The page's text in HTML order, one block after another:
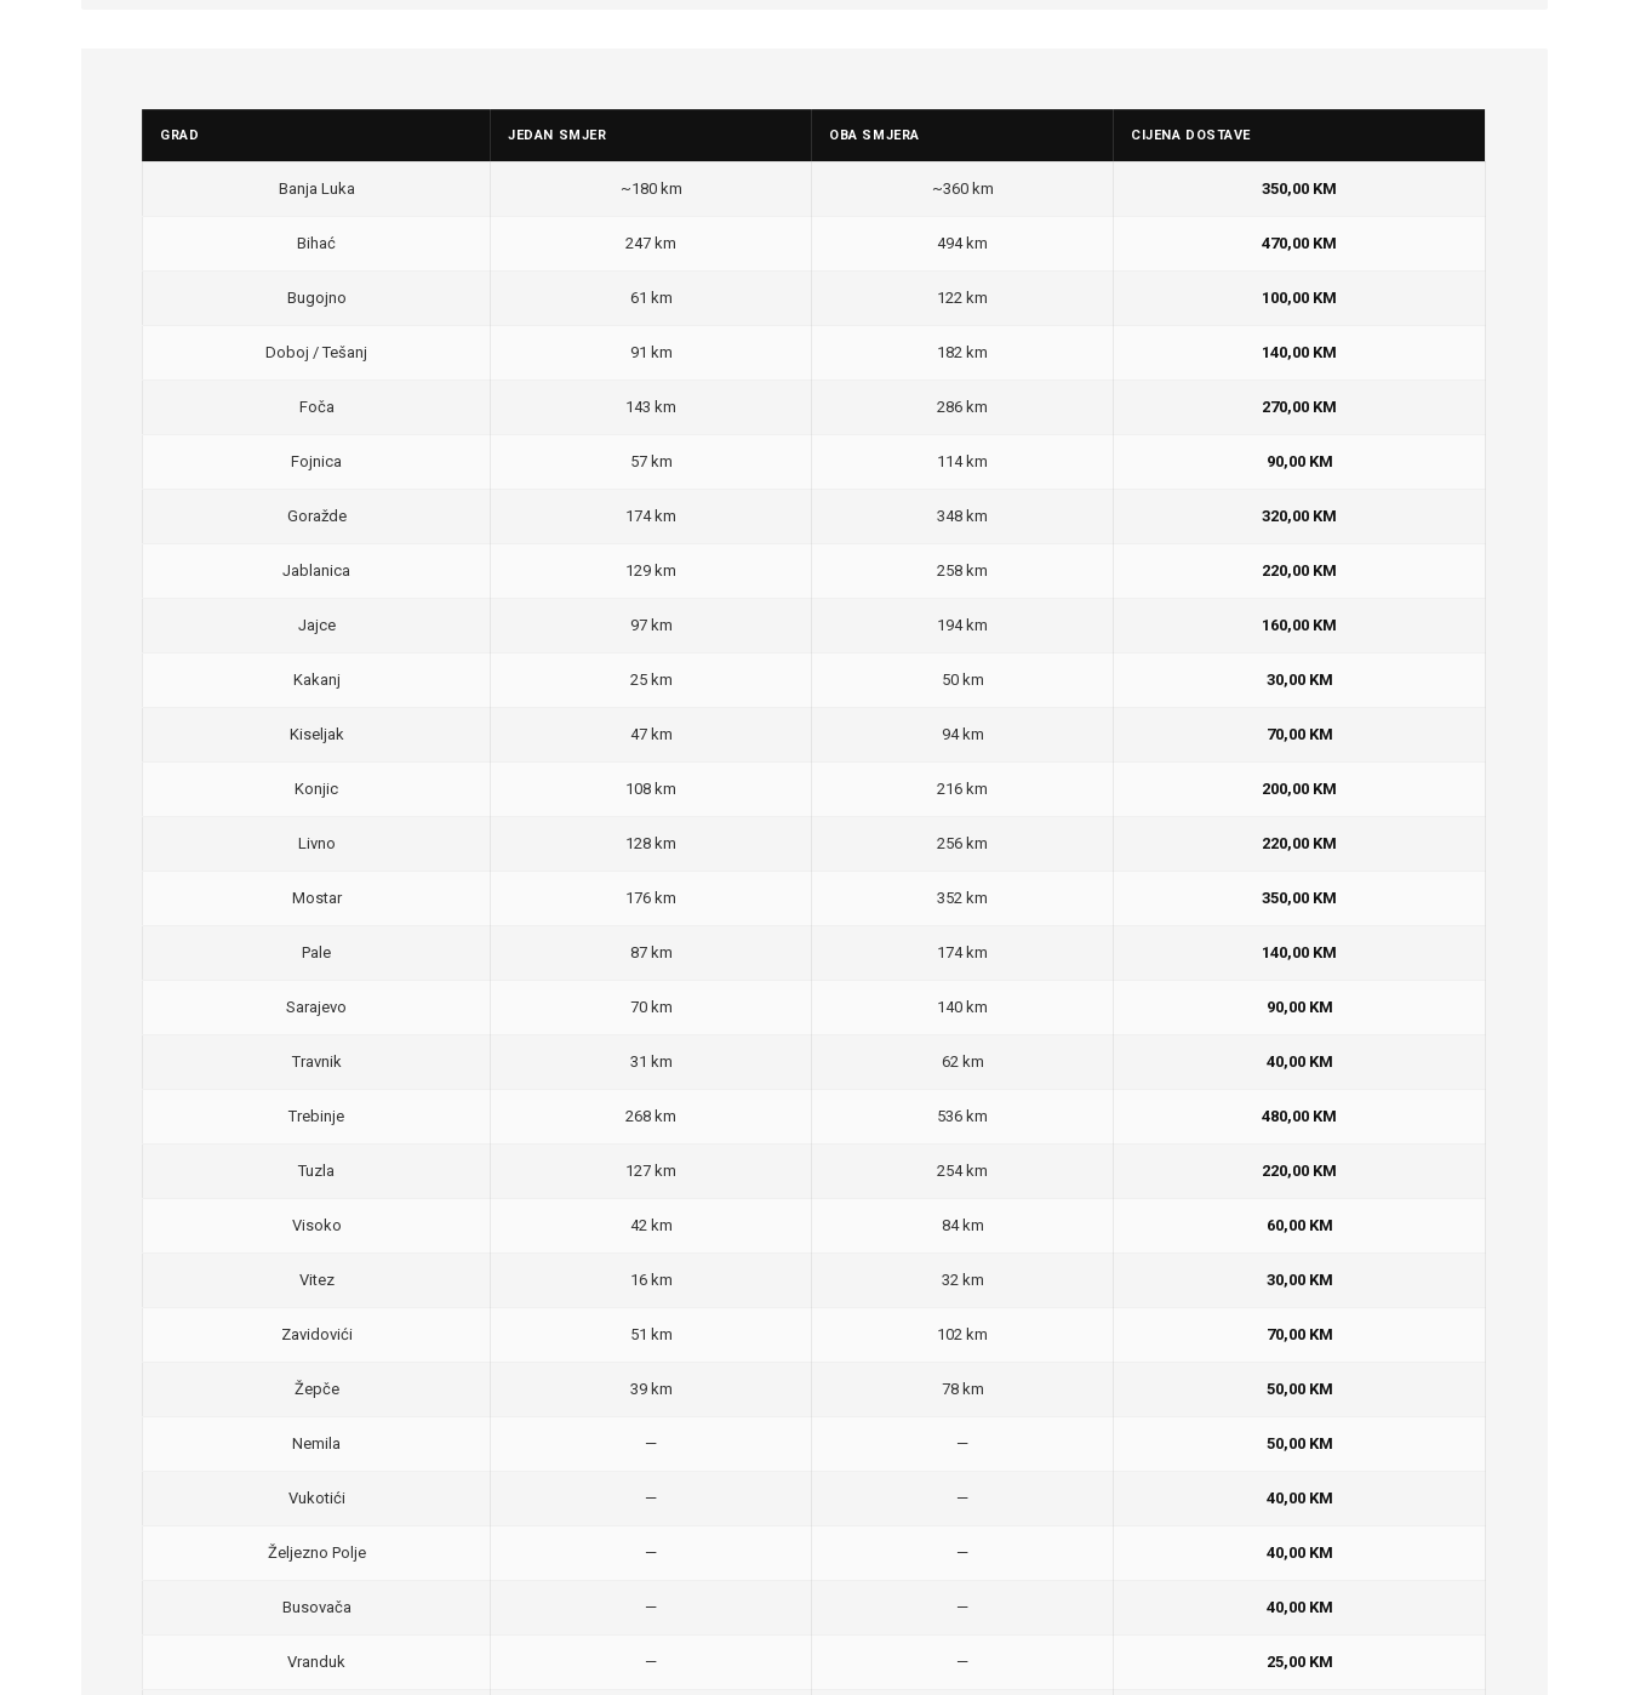
GRAD JEDAN SMJER OBA SMJERA CIJENA DOSTAVE
Banja Luka ~180 km ~360 km 350,00 KM
Bihać 247 km 494 km 470,00 KM
Bugojno 61 km 122 km 100,00 KM
Doboj / Tešanj 91 km 182 km 140,00 KM
Foča 143 km 286 km 270,00 KM
Fojnica 57 km 114 km 90,00 KM
Goražde 174 km 348 km 320,00 KM
Jablanica 129 km 258 km 220,00 KM
Jajce 97 km 194 km 160,00 KM
Kakanj 25 km 50 km 30,00 KM
Kiseljak 47 km 94 km 70,00 KM
Konjic 108 km 216 km 200,00 KM
Livno 128 km 256 km 220,00 KM
Mostar 176 km 352 km 350,00 KM
Pale 87 km 174 km 140,00 KM
Sarajevo 70 km 140 km 90,00 KM
Travnik 31 km 62 km 40,00 KM
Trebinje 268 km 536 km 480,00 KM
Tuzla 127 km 254 km 220,00 KM
Visoko 42 km 84 km 60,00 KM
Vitez 16 km 32 km 30,00 KM
Zavidovići 51 km 102 km 70,00 KM
Žepče 39 km 78 km 50,00 KM
Nemila — — 50,00 KM
Vukotići — — 40,00 KM
Željezno Polje — — 40,00 KM
Busovača — — 40,00 KM
Vranduk — — 25,00 KM